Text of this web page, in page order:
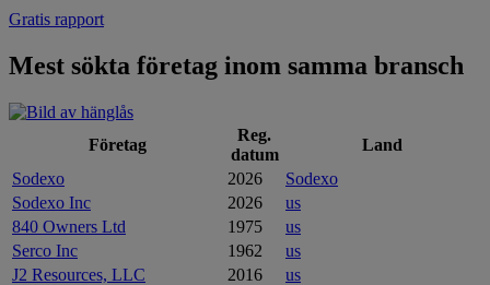
Gratis rapport
Mest sökta företag inom samma bransch
Företag
Reg.
datum
Land
Sodexo
2026
Sodexo
Sodexo Inc
2026
us
840 Owners Ltd
1975
us
Serco Inc
1962
us
J2 Resources, LLC
2016
us